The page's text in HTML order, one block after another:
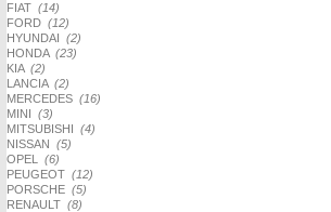
FIAT (14)
FORD (12)
HYUNDAI (2)
HONDA (23)
KIA (2)
LANCIA (2)
MERCEDES (16)
MINI (3)
MITSUBISHI (4)
NISSAN (5)
OPEL (6)
PEUGEOT (12)
PORSCHE (5)
RENAULT (8)